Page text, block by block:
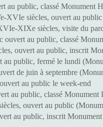
public, classé Monument
XVIe siècles, ouvert au
XIXe siècles, visite du
au public, classé
ouvert au public, inscrit
public, fermé le lundi
de juin à septembre
au public le week-end
au public, classé Monument
ouvert au public
au public, inscrit